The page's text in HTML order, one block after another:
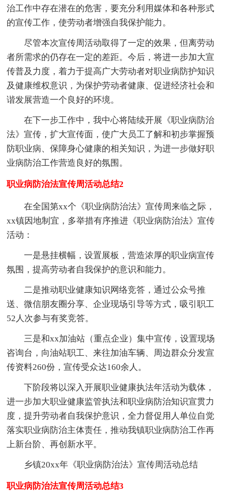
治工作中存在潜在的危害，要充分利用媒体和各种形式
的宣传工作，使劳动者增强自我保护能力。
尽管本次宣传周活动取得了一定的效果，但离劳动
者所需求的仍存在一定的差距。今后，将进一步加大宣
传普及力度，着力于提高广大劳动者对职业病防护知识
及健康维权意识，为保护劳动者健康、促进经济社会和
谐发展营造一个良好的环境。
在下一步工作中，我中心将陆续开展《职业病防治
法》宣传，扩大宣传面，使广大员工了解和初步掌握预
防职业病、保障身心健康的相关知识，为进一步做好职
业病防治工作营造良好的氛围。
职业病防治法宣传周活动总结2
在全国第xx个《职业病防治法》宣传周来临之际，
xx镇因地制宜，多举措有序推进《职业病防治法》宣传
活动：
一是悬挂横幅，设置展板，营造浓厚的职业病宣传
氛围，提高劳动者自我保护的意识和能力。
二是推动职业健康知识网络竞答，通过公众号推
送、微信朋友圈分享、企业现场引导等方式，吸引职工
52人次参与有奖竞答。
三是和xx加油站（重点企业）集中宣传，设置现场
咨询台，向油站职工、来往加油车辆、周边群众分发宣
传资料260份，宣传受众达160余人。
下阶段将以深入开展职业健康执法年活动为载体，
进一步加大职业健康监管执法和职业病防治知识宣贯力
度，提升劳动者自我保护意识，全力督促用人单位自觉
落实职业病防治主体责任，推动我镇职业病防治工作再
上新台阶、再创新水平。
乡镇20xx年《职业病防治法》宣传周活动总结
职业病防治法宣传周活动总结3